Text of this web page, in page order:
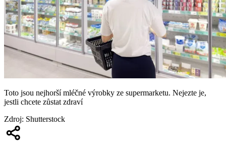
Toto jsou nejhorší mléčné výrobky ze supermarketu. Nejezte je,
jestli chcete zůstat zdraví
Zdroj: Shutterstock